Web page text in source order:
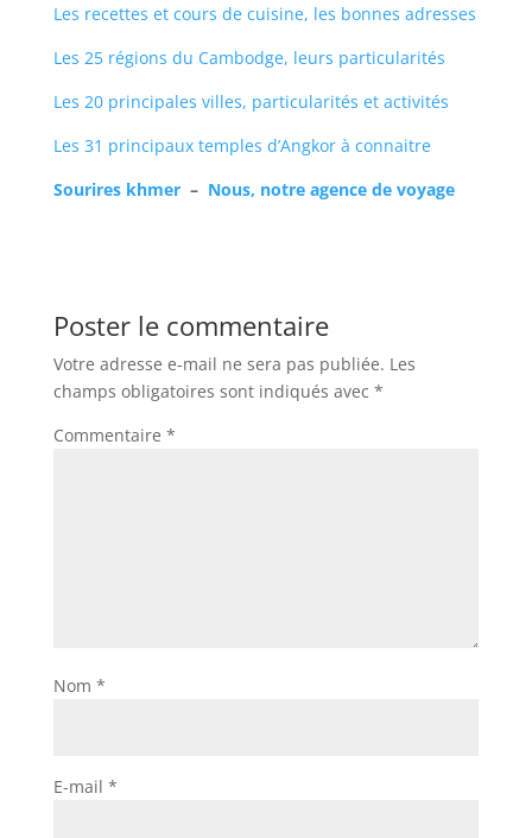
Les recettes et cours de cuisine, les bonnes adresses
Les 25 régions du Cambodge, leurs particularités
Les 20 principales villes, particularités et activités
Les 31 principaux temples d’Angkor à connaitre
Sourires khmer– Nous, notre agence de voyage
Poster le commentaire
Votre adresse e-mail ne sera pas publiée. Les
champs obligatoires sont indiqués avec *
Commentaire *
Nom *
E-mail *